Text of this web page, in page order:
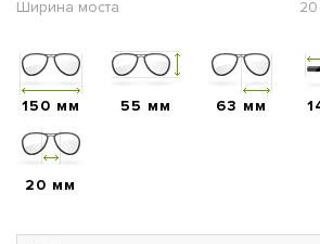
Ширина моста
150 мм 55 мм 63 мм
20 мм